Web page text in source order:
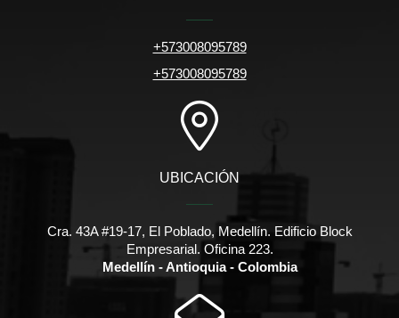
+573008095789
+573008095789
UBICACIÓN
Cra. 43A #19-17, El Poblado, Medellín. Edificio Block
Empresarial. Oficina 223.
Medellín - Antioquia - Colombia